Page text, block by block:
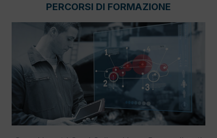
PERCORSI DI FORMAZIONE